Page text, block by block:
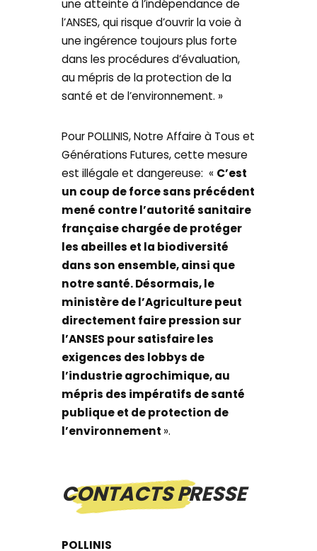
une atteinte à l’indépendance de
l’ANSES, qui risque d’ouvrir la voie à
une ingérence toujours plus forte
dans les procédures d’évaluation,
au mépris de la protection de la
santé et de l’environnement. »
Pour POLLINIS, Notre Affaire à Tous et
Générations Futures, cette mesure
est illégale et dangereuse: « C’est
un coup de force sans précédent
mené contre l’autorité sanitaire
française chargée de protéger
les abeilles et la biodiversité
dans son ensemble, ainsi que
notre santé. Désormais, le
ministère de l’Agriculture peut
directement faire pression sur
l’ANSES pour satisfaire les
exigences des lobbys de
l’industrie agrochimique, au
mépris des impératifs de santé
publique et de protection de
l’environnement ».
CONTACTS PRESSE
POLLINIS